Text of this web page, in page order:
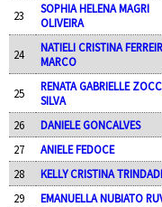
23
SOPHIA HELENA MAGRI
OLIVEIRA
24
NATIELI CRISTINA
MARCO
25
RENATA GABRIELLE
SILVA
26 DANIELE GONCALVES
27
ANIELE FEDOCE
28
KELLY CRISTINA
29
EMANUELLA NUBIATO